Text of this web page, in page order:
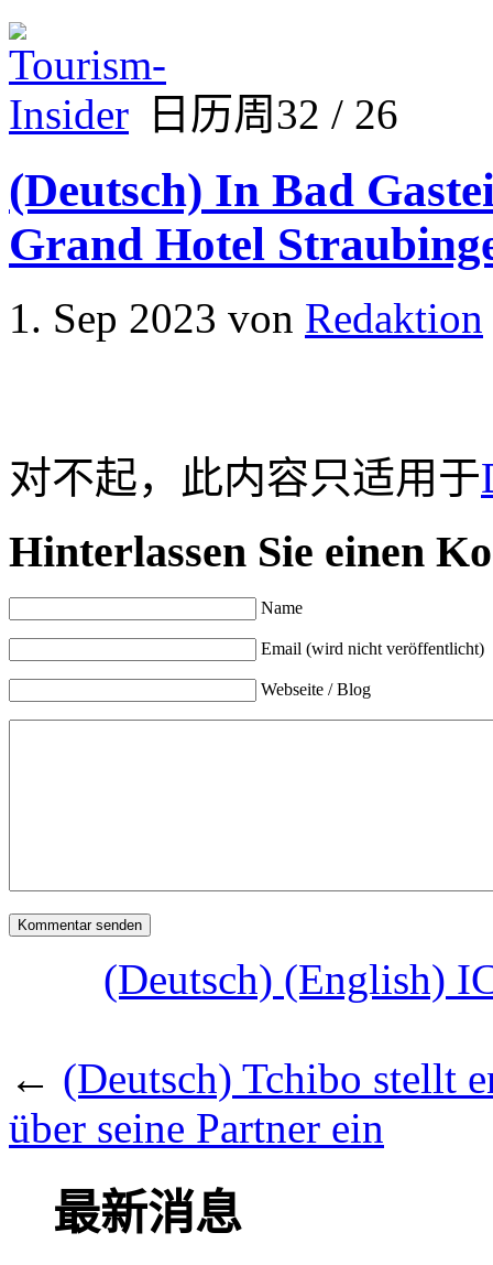
日历周32 / 26
(Deutsch) In Bad
Grand Hotel
1. Sep 2023 von Redaktion
对不起，此内容只适用于
Hinterlassen Sie einen
Name
Email (wird nicht veröffentlicht)
Webseite / Blog
(Deutsch) (English)
← (Deutsch) Tchibo stellt
über seine Partner ein
最新消息